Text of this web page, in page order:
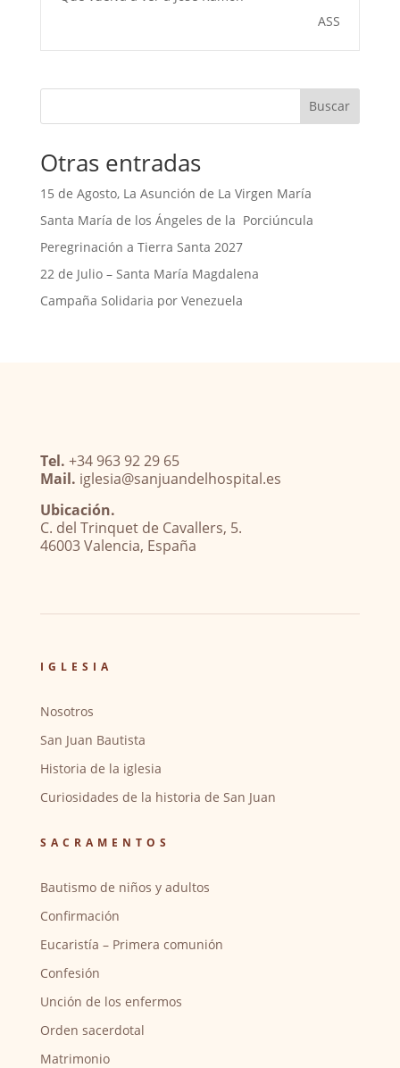
ASS
Buscar
Otras entradas
15 de Agosto, La Asunción de La Virgen María
Santa María de los Ángeles de la Porciúncula
Peregrinación a Tierra Santa 2027
22 de Julio – Santa María Magdalena
Campaña Solidaria por Venezuela
Tel. +34 963 92 29 65
Mail. iglesia@sanjuandelhospital.es
Ubicación.
C. del Trinquet de Cavallers, 5.
46003 Valencia, España
IGLESIA
Nosotros
San Juan Bautista
Historia de la iglesia
Curiosidades de la historia de San Juan
SACRAMENTOS
Bautismo de niños y adultos
Confirmación
Eucaristía – Primera comunión
Confesión
Unción de los enfermos
Orden sacerdotal
Matrimonio